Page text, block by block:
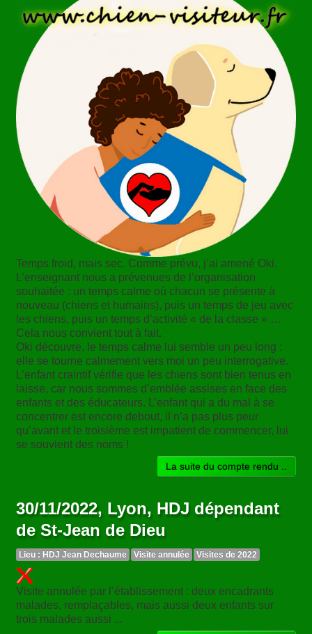
Temps froid, mais sec. Comme prévu, j’ai amené Oki.
L’enseignant nous a prévenues de l’organisation
souhaitée : un temps calme où chacun se présente à
nouveau (chiens et humains), puis un temps de jeu avec
les chiens, puis un temps d’activité « de la classe » …
Cela nous convient tout à fait.
Oki découvre, le temps calme lui semble un peu long :
elle se tourne calmement vers moi un peu interrogative.
L’enfant craintif vérifie que les chiens sont bien tenus en
laisse, car nous sommes d’emblée assises en face des
enfants et des éducateurs. L’enfant qui a du mal à se
concentrer est encore debout, il n’a pas plus peur
qu’avant et le troisième est impatient de commencer, lui
se souvient des noms !
La suite du compte rendu ..
30/11/2022, Lyon, HDJ dépendant
de St-Jean de Dieu
Lieu : HDJ Jean Dechaume Visite annulée Visites de 2022
Visite annulée par l’établissement : deux encadrants
malades, remplaçables, mais aussi deux enfants sur
trois malades aussi ...